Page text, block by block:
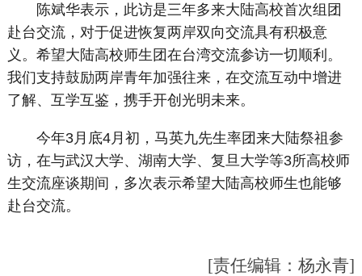
陈斌华表示，此访是三年多来大陆高校首次组团
赴台交流，对于促进恢复两岸双向交流具有积极意
义。希望大陆高校师生团在台湾交流参访一切顺利。
我们支持鼓励两岸青年加强往来，在交流互动中增进
了解、互学互鉴，携手开创光明未来。
今年3月底4月初，马英九先生率团来大陆祭祖参
访，在与武汉大学、湖南大学、复旦大学等3所高校师
生交流座谈期间，多次表示希望大陆高校师生也能够
赴台交流。
[责任编辑：杨永青]